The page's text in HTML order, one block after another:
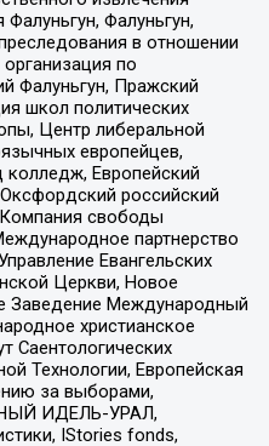
Фалуньгун,
в отношении
по
Фалуньгун, Пражский
школ политических
Центр либеральной
европейцев,
Европейский
российский
свободы
партнерство
Евангельских
Церкви, Новое
Заведение Международный
христианское
Саентологических
Технологии, Европейская
за выборами,
ИДЕЛЬ-УРАЛ,
IStories fonds,